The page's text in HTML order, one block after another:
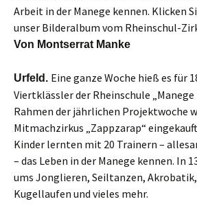
Arbeit in der Manege kennen. Klicken
unser Bilderalbum vom Rheinschul-
Von Montserrat Manke
Urfeld. Eine ganze Woche hieß es für
Viertklässler der Rheinschule
Rahmen der jährlichen Projektwoche
Mitmachzirkus „Zappzarap“
Kinder lernten mit 20 Trainern –
– das Leben in der Manege kennen. In
ums Jonglieren, Seiltanzen,
Kugellaufen und vieles mehr.